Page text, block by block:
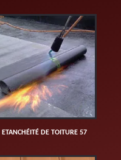
ETANCHÉITÉ DE TOITURE 57